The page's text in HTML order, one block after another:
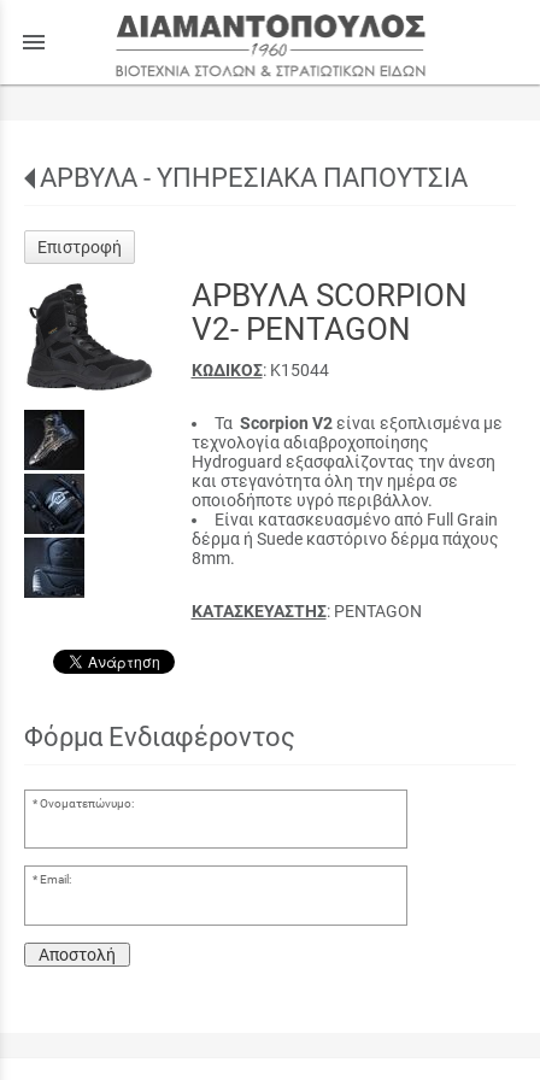
menu
ΑΡΒΥΛΑ - ΥΠΗΡΕΣΙΑΚΑ ΠΑΠΟΥΤΣΙΑ
Επιστροφή
ΑΡΒΥΛΑ SCORPION
V2- PENTAGON
ΚΩΔΙΚΟΣ: Κ15044
Τα Scorpion V2είναι εξοπλισμένα με
τεχνολογία αδιαβροχοποίησης
Hydroguard εξασφαλίζοντας την άνεση
και στεγανότητα όλη την ημέρα σε
οποιοδήποτε υγρό περιβάλλον.
Είναι κατασκευασμένο από Full Grain
δέρμα ή Suede καστόρινο δέρμα πάχους
8mm.
ΚΑΤΑΣΚΕΥΑΣΤΗΣ: PENTAGON
Φόρμα Ενδιαφέροντος
Ονοματεπώνυμο:
Email:
Αποστολή